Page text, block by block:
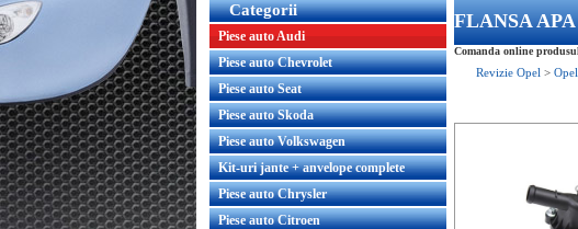
Categorii
Piese auto Audi
Piese auto Chevrolet
Piese auto Seat
Piese auto Skoda
Piese auto Volkswagen
Kit-uri jante + anvelope complete
Piese auto Chrysler
Piese auto Citroen
FLANSA APA
Comanda online
Revizie Opel >